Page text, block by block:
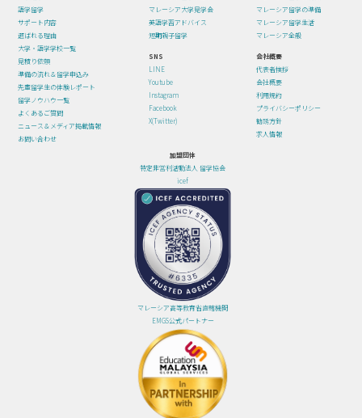
語学留学
サポート内容
選ばれる理由
大学・語学学校一覧
見積り依頼
準備の流れ＆留学申込み
先輩留学生の体験レポート
留学ノウハウ一覧
よくあるご質問
ニュース＆メディア掲載情報
お問い合わせ
マレーシア大学見学会
英語学習アドバイス
短期親子留学
マレーシア留学の準備
マレーシア留学生活
マレーシア全般
SNS
LINE
Youtube
Instagram
Facebook
X(Twitter)
会社概要
代表者挨拶
会社概要
利用規約
プライバシーポリシー
勧誘方針
求人情報
加盟団体
特定非営利活動法人 留学協会
icef
マレーシア高等教育省直轄機関
EMGS公式パートナー